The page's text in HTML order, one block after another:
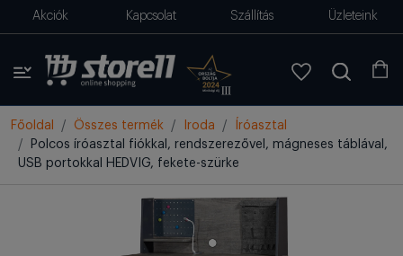
Akciók Kapcsolat Szállítás Üzleteink
Főoldal Összes termék Iroda
Íróasztal
Polcos íróasztal fiókkal, rendszerezővel, mágneses táblával,
USB portokkal HEDVIG, fekete-szürke